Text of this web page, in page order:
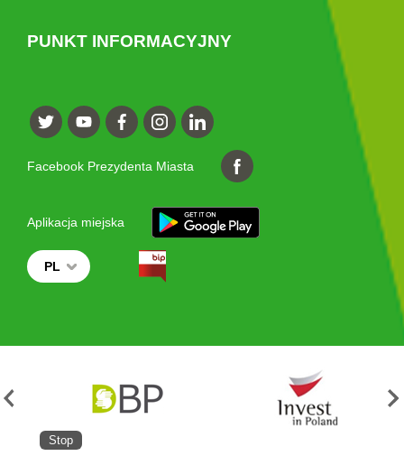
PUNKT INFORMACYJNY
Facebook Prezydenta Miasta
Aplikacja miejska
PL
Stop